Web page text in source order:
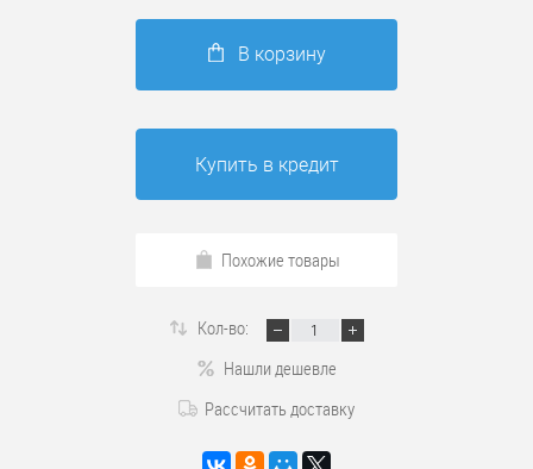
В корзину
Купить в кредит
Похожие товары
Кол-во:
Нашли дешевле
Рассчитать доставку